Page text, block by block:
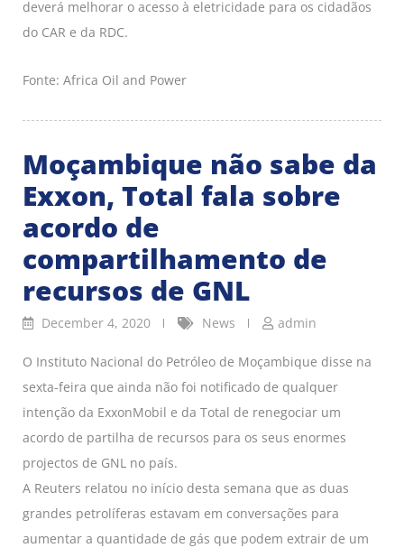
deverá melhorar o acesso à eletricidade para os cidadãos
do CAR e da RDC.
Fonte: Africa Oil and Power
Moçambique não sabe da
Exxon, Total fala sobre
acordo de
compartilhamento de
recursos de GNL
December 4, 2020 News admin
O Instituto Nacional do Petróleo de Moçambique disse na
sexta-feira que ainda não foi notificado de qualquer
intenção da ExxonMobil e da Total de renegociar um
acordo de partilha de recursos para os seus enormes
projectos de GNL no país.
A Reuters relatou no início desta semana que as duas
grandes petrolíferas estavam em conversações para
aumentar a quantidade de gás que podem extrair de um